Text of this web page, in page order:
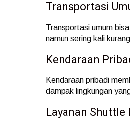
Transportasi
Transportasi umum
namun sering kali
Kendaraan
Kendaraan pribadi
dampak lingkungan
Layanan Shuttle